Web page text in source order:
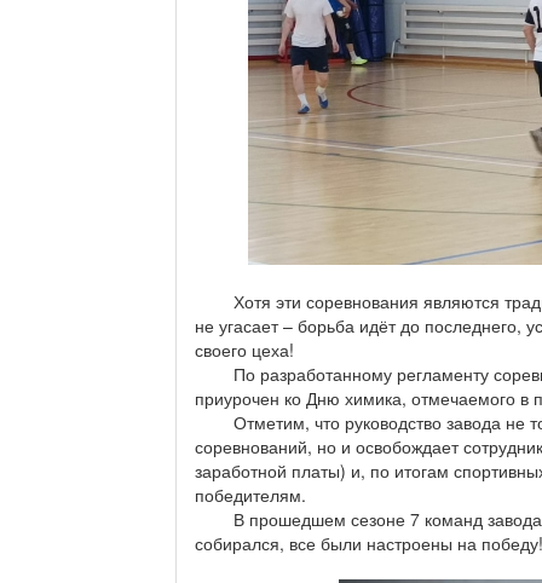
Хотя эти соревнования являются
не угасает – борьба идёт до последнего,
своего цеха!
По разработанному регламенту
приурочен ко Дню химика, отмечаемого в
Отметим, что руководство завода не
соревнований, но и освобождает
заработной платы) и, по итогам
победителям.
В прошедшем сезоне 7 команд завода
собирался, все были настроены на победу!